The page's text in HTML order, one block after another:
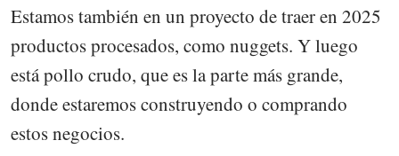
Estamos también en un proyecto de traer en 2025
productos procesados, como nuggets. Y luego
está pollo crudo, que es la parte más grande,
donde estaremos construyendo o comprando
estos negocios.